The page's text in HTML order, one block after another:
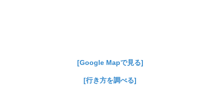
[Google Mapで見る]
[行き方を調べる]